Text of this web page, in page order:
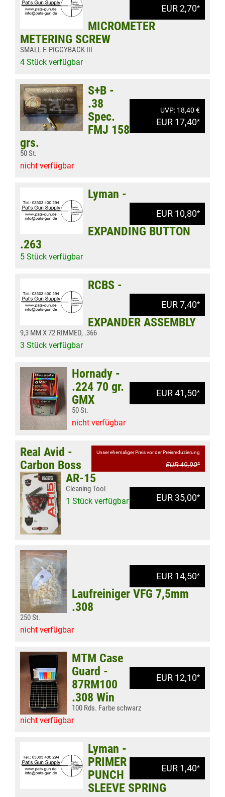
EUR 2,70*
MICROMETER
METERING SCREW
SMALL F. PIGGYBACK III
4 Stück verfügbar
UVP: 18,40 €
EUR 17,40*
S+B -
.38
Spec.
FMJ 158
grs.
50 St.
nicht verfügbar
EUR 10,80*
Lyman -
EXPANDING BUTTON
.263
5 Stück verfügbar
EUR 7,40*
RCBS -
EXPANDER ASSEMBLY
9,3 MM X 72 RIMMED, .366
3 Stück verfügbar
EUR 41,50*
Hornady -
.224 70 gr.
GMX
50 St.
nicht verfügbar
Unser ehemaliger Preis vor der Preisreduzierung
EUR 49,90*
EUR 35,00*
Real Avid -
Carbon Boss
AR-15
Cleaning Tool
1 Stück verfügbar
EUR 14,50*
Laufreiniger VFG 7,5mm
.308
250 St.
nicht verfügbar
EUR 12,10*
MTM Case
Guard -
87RM100
.308 Win
100 Rds. Farbe schwarz
nicht verfügbar
EUR 1,40*
Lyman -
PRIMER
PUNCH
SLEEVE SPRING